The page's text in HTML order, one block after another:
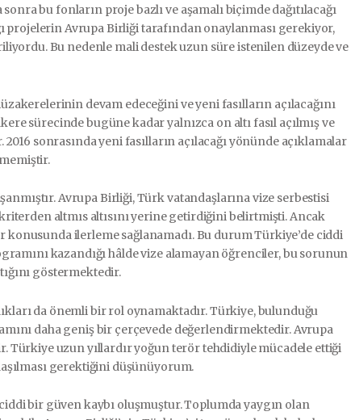
bu fonların proje bazlı ve aşamalı biçimde dağıtılacağı
projelerin Avrupa Birliği tarafından onaylanması gerekiyor,
Bu nedenle mali destek uzun süre istenilen düzeyde ve
devam edeceğini ve yeni fasılların açılacağını
sürecinde bugüne kadar yalnızca on altı fasıl açılmış ve
sonrasında yeni fasılların açılacağı yönünde açıklamalar
Avrupa Birliği, Türk vatandaşlarına vize serbestisi
altmıs altısını yerine getirdiğini belirtmişti. Ancak
ilerleme sağlanamadı. Bu durum Türkiye’de ciddi
kazandığı hâlde vize alamayan öğrenciler, bu sorunun
göstermektedir.
da önemli bir rol oynamaktadır. Türkiye, bulunduğu
daha geniş bir çerçevede değerlendirmektedir. Avrupa
Türkiye uzun yıllardır yoğun terör tehdidiyle mücadele ettiği
gerektiğini düşünüyorum.
bir güven kaybı oluşmuştur. Toplumda yaygın olan